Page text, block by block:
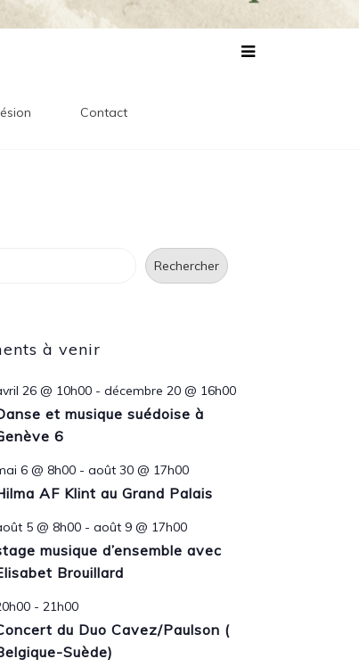
Contact
Rechercher
à venir
26 @ 10h00 -décembre 20 @ 16h00
et musique suédoise à
6
6 @ 8h00 -août 30 @ 17h00
AF Klint au Grand Palais
5 @ 8h00 -août 9 @ 17h00
musique d’ensemble avec
Brouillard
-21h00
du Duo Cavez/Paulson (
Suède)